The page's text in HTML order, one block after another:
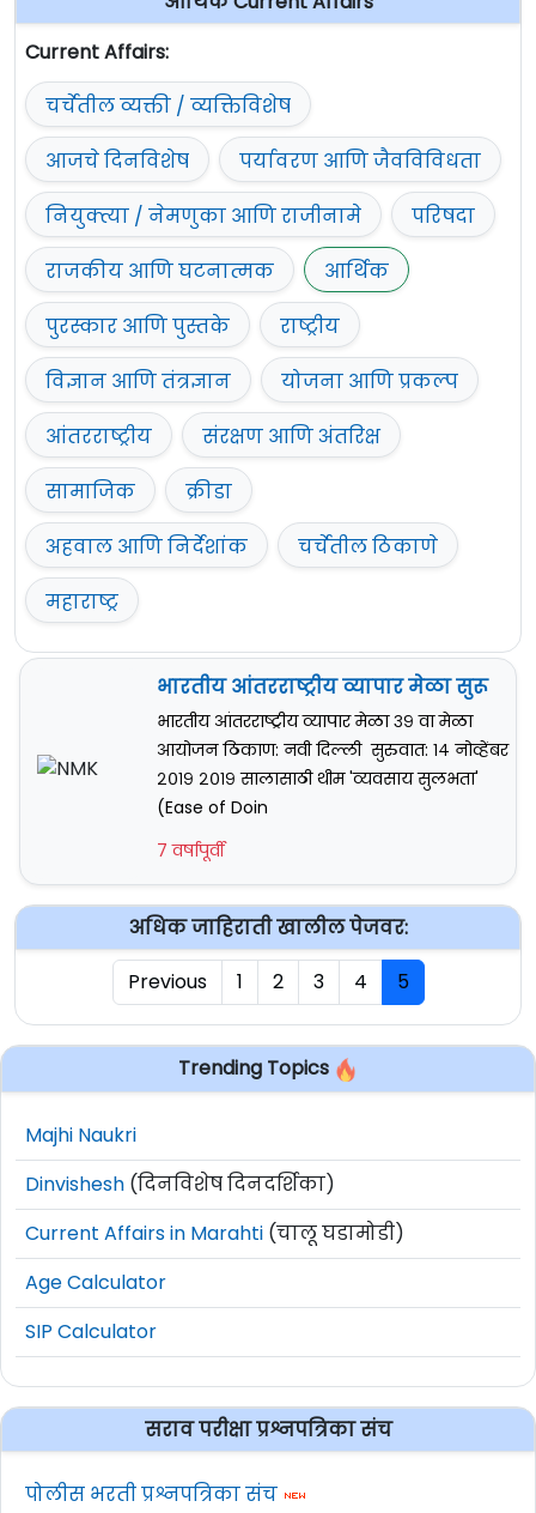
Current Affairs:
चर्चेतील व्यक्ती / व्यक्तिविशेष
आजचे दिनविशेष
पर्यावरण आणि जैवविविधता
नियुक्त्या / नेमणुका आणि राजीनामे
परिषदा
राजकीय आणि घटनात्मक
आर्थिक
पुरस्कार आणि पुस्तके
राष्ट्रीय
विज्ञान आणि तंत्रज्ञान
योजना आणि प्रकल्प
आंतरराष्ट्रीय
संरक्षण आणि अंतरिक्ष
सामाजिक
क्रीडा
अहवाल आणि निर्देशांक
चर्चेतील ठिकाणे
महाराष्ट्र
भारतीय आंतरराष्ट्रीय व्यापार मेळा सुरू
भारतीय आंतरराष्ट्रीय व्यापार मेळा ३९ वा मेळा
आयोजन ठिकाण: नवी दिल्ली सुरुवात: १४ नोव्हेंबर
२०१९ २०१९ सालासाठी थीम 'व्यवसाय सुलभता'
(Ease of Doin
7 वर्षापूर्वी
अधिक जाहिराती खालील पेजवर:
Previous
1 2 3 4 5
Trending Topics
Majhi Naukri
Dinvishesh (दिनविशेष दिनदर्शिका)
Current Affairs in Marahti (चालू घडामोडी)
Age Calculator
SIP Calculator
सराव परीक्षा प्रश्नपत्रिका संच
पोलीस भरती प्रश्नपत्रिका संच